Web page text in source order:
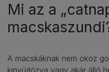
Mi az a
A macskáknak nem okoz